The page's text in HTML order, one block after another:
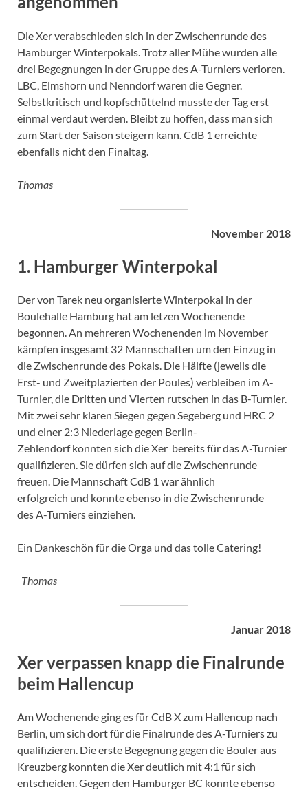
Die Xer verabschieden sich in der Zwischenrunde des
Hamburger Winterpokals. Trotz aller Mühe wurden alle
drei Begegnungen in der Gruppe des A-Turniers verloren.
LBC, Elmshorn und Nenndorf waren die Gegner.
Selbstkritisch und kopfschüttelnd musste der Tag erst
einmal verdaut werden. Bleibt zu hoffen, dass man sich
zum Start der Saison steigern kann. CdB 1 erreichte
ebenfalls nicht den Finaltag.
Thomas
November 2018
1. Hamburger Winterpokal
Der von Tarek neu organisierte Winterpokal in der
Boulehalle Hamburg hat am letzen Wochenende
begonnen. An mehreren Wochenenden im November
kämpfen insgesamt 32 Mannschaften um den Einzug in
die Zwischenrunde des Pokals. Die Hälfte (jeweils die
Erst- und Zweitplazierten der Poules) verbleiben im A-
Turnier, die Dritten und Vierten rutschen in das B-Turnier.
Mit zwei sehr klaren Siegen gegen Segeberg und HRC 2
und einer 2:3 Niederlage gegen Berlin-
Zehlendorf konnten sich die Xer bereits für das A-Turnier
qualifizieren. Sie dürfen sich auf die Zwischenrunde
freuen. Die Mannschaft CdB 1 war ähnlich
erfolgreich und konnte ebenso in die Zwischenrunde
des A-Turniers einziehen.
Ein Dankeschön für die Orga und das tolle Catering!
Thomas
Januar 2018
Xer verpassen knapp die Finalrunde
beim Hallencup
Am Wochenende ging es für CdB X zum Hallencup nach
Berlin, um sich dort für die Finalrunde des A-Turniers zu
qualifizieren. Die erste Begegnung gegen die Bouler aus
Kreuzberg konnten die Xer deutlich mit 4:1 für sich
entscheiden. Gegen den Hamburger BC konnte ebenso